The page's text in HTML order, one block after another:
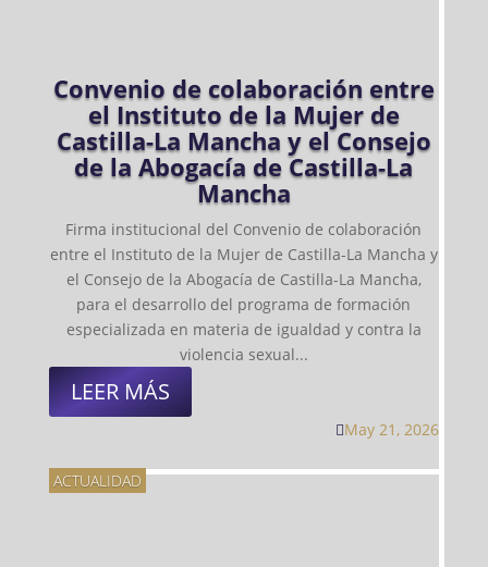
Convenio de colaboración entre
el Instituto de la Mujer de
Castilla-La Mancha y el Consejo
de la Abogacía de Castilla-La
Mancha
Firma institucional del Convenio de colaboración
entre el Instituto de la Mujer de Castilla-La Mancha y
el Consejo de la Abogacía de Castilla-La Mancha,
para el desarrollo del programa de formación
especializada en materia de igualdad y contra la
violencia sexual...
LEER MÁS
May 21, 2026
ACTUALIDAD